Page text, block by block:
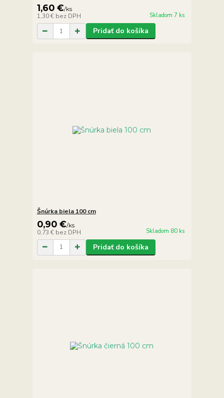
1,60 €/ks
1,30 € bez DPH Skladom 7 ks
Pridať do košíka
Šnúrka biela 100 cm
0,90 €/ks
0,73 € bez DPH Skladom 80 ks
Pridať do košíka